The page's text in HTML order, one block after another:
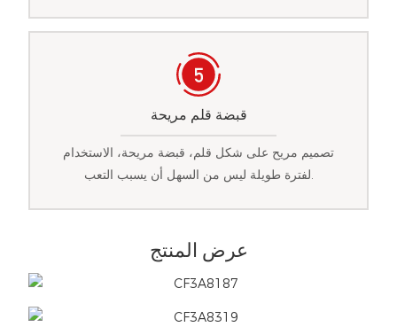
قبضة قلم مريحة
تصميم مريح على شكل قلم، قبضة مريحة، الاستخدام
لفترة طويلة ليس من السهل أن يسبب التعب.
عرض المنتج